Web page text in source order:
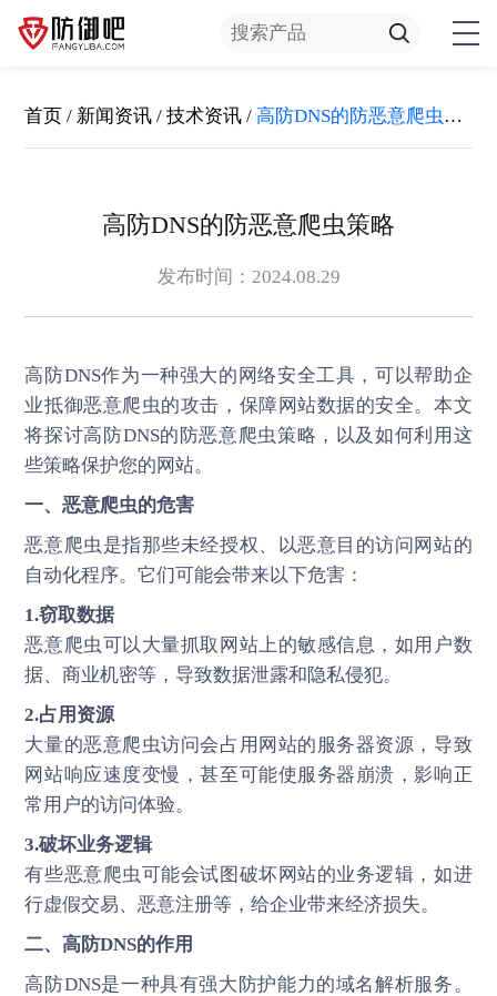
首页 / 新闻资讯 /技术资讯 /高防DNS的防恶意爬虫策略
高防DNS的防恶意爬虫策略
发布时间：2024.08.29
高防DNS作为一种强大的网络安全工具，可以帮助企
业抵御恶意爬虫的攻击，保障网站数据的安全。本文
将探讨高防DNS的防恶意爬虫策略，以及如何利用这
些策略保护您的网站。
一、恶意爬虫的危害
恶意爬虫是指那些未经授权、以恶意目的访问网站的
自动化程序。它们可能会带来以下危害：
1.窃取数据
恶意爬虫可以大量抓取网站上的敏感信息，如用户数
据、商业机密等，导致数据泄露和隐私侵犯。
2.占用资源
大量的恶意爬虫访问会占用网站的服务器资源，导致
网站响应速度变慢，甚至可能使服务器崩溃，影响正
常用户的访问体验。
3.破坏业务逻辑
有些恶意爬虫可能会试图破坏网站的业务逻辑，如进
行虚假交易、恶意注册等，给企业带来经济损失。
二、高防DNS的作用
高防DNS是一种具有强大防护能力的域名解析服务。